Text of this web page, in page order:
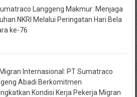
Langgeng Makmur: Menjaga
NKRI Melalui Peringatan Hari Bela
ke-76
Internasional: PT Sumatraco
Abadi Berkomitmen
Kondisi Kerja Pekerja Migran